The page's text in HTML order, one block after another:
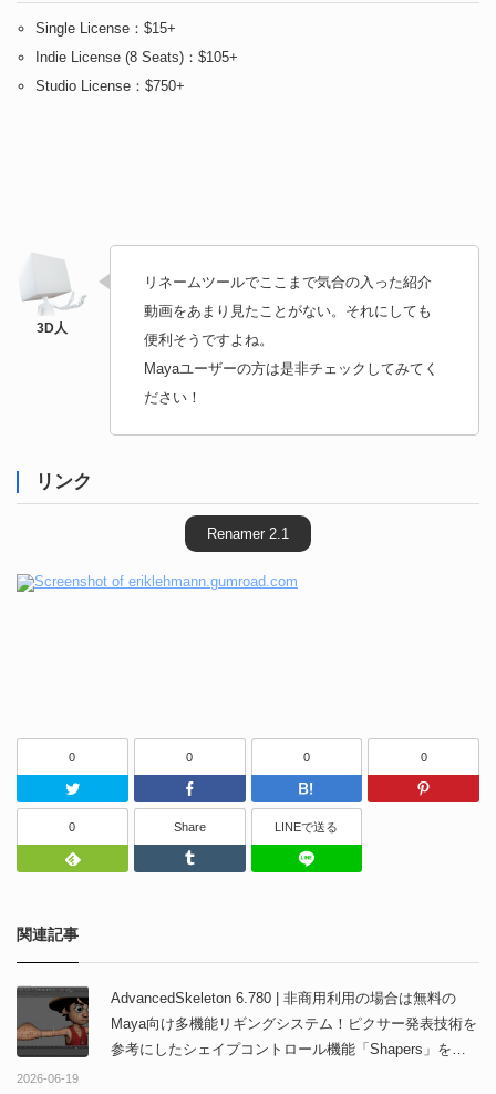
Single License：$15+
Indie License (8 Seats)：$105+
Studio License：$750+
リネームツールでここまで気合の入った紹介
動画をあまり見たことがない。それにしても
便利そうですよね。
Mayaユーザーの方は是非チェックしてみてく
ださい！
リンク
Renamer 2.1
0
Twitter
0
Facebook
0
はてなブッ
0
0
Feedly
Share
Tumblr
LINEで送る
関連記事
AdvancedSkeleton 6.780 | 非商用利用の場合は無料の
Maya向け多機能リギングシステム！ピクサー発表技術を
参考にしたシェイプコントロール機能「Shapers」を搭
2026-06-19